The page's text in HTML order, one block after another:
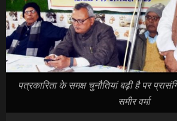
पत्रकारिता के समक्ष चुनौतियां बढ़ी है पर
समीर वर्मा